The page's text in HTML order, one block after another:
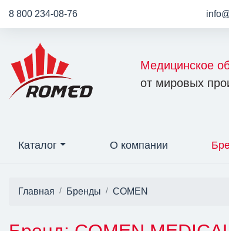
8 800 234-08-76
Медицинское
от мировых
Каталог О компании
Главная Бренды COMEN